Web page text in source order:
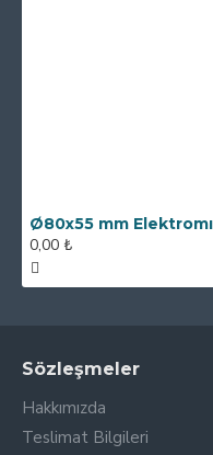
0,00 ₺
Sözleşmeler
Hakkımızda
Teslimat Bilgileri